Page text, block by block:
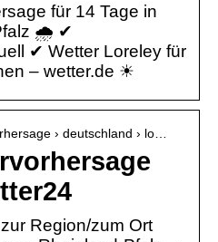
für 14 Tage in
🌧️ ✔
✔ Wetter Loreley für
– wetter.de ☀
› deutschland › lo…
Region/zum Ort